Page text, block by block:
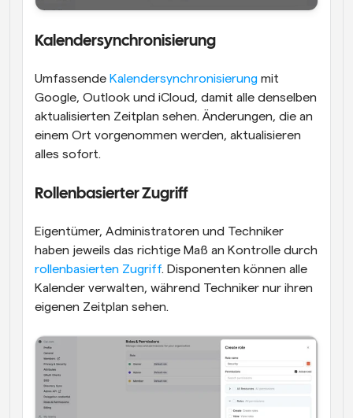
Kalendersynchronisierung
Umfassende Kalendersynchronisierung mit
Google, Outlook und iCloud, damit alle denselben
aktualisierten Zeitplan sehen. Änderungen, die an
einem Ort vorgenommen werden, aktualisieren
alles sofort.
Rollenbasierter Zugriff
Eigentümer, Administratoren und Techniker
rollenbasierten Zugriff. Disponenten können alle
Kalender verwalten, während Techniker nur ihren
eigenen Zeitplan sehen.